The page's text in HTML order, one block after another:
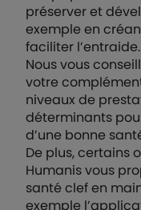
préserver et
exemple en
faciliter l’entraide.
Nous vous
votre
niveaux de
déterminants
d’une bonne
De plus, certains
Humanis vous
santé clef en
exemple